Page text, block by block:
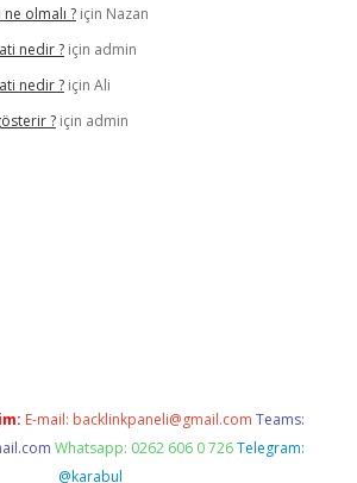
olmalı ? için Nazan
nedir ? için admin
nedir ? için Ali
? için admin
E-mail: backlinkpaneli@gmail.com Teams:
Whatsapp: 0262 606 0 726 Telegram:
@karabul